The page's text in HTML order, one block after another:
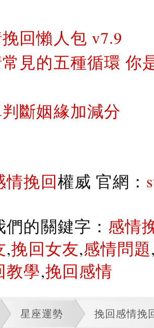
回懶人包 v7.9
見的五種循環 你
斷姻緣加減分
情挽回權威 官網：
的關鍵字： 感情
,挽回女友,感情問題
教學,挽回感情
星座運勢 挽回感情挽